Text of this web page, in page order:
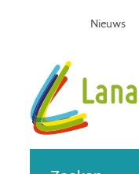
Naar inhoudNieuws
Gemeente Lanaken